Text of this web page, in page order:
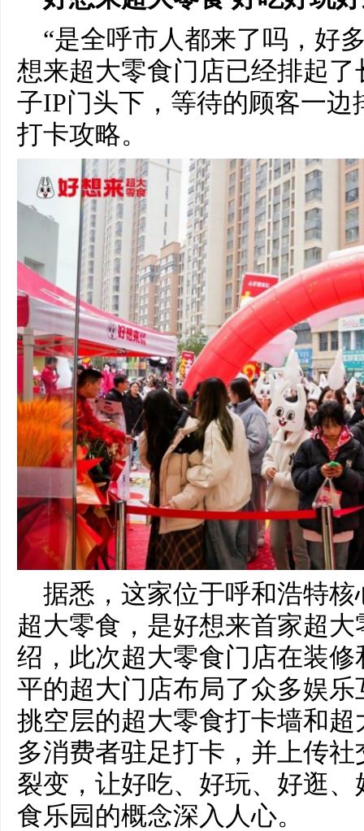
“是全呼市人都来了吗，好
想来超大零食门店已经排起
子IP门头下，等待的顾客一
打卡攻略。
据悉，这家位于呼和浩特
超大零食，是好想来首家超
绍，此次超大零食门店在装
平的超大门店布局了众多娱
挑空层的超大零食打卡墙和
多消费者驻足打卡，并上传
裂变，让好吃、好玩、好逛
食乐园的概念深入人心。